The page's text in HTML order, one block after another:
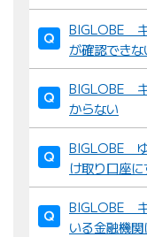
BIGLOBE キ
が確認でき
BIGLOBE キ
からない
BIGLOBE ゆ
け取り口座
BIGLOBE キ
いる金融機